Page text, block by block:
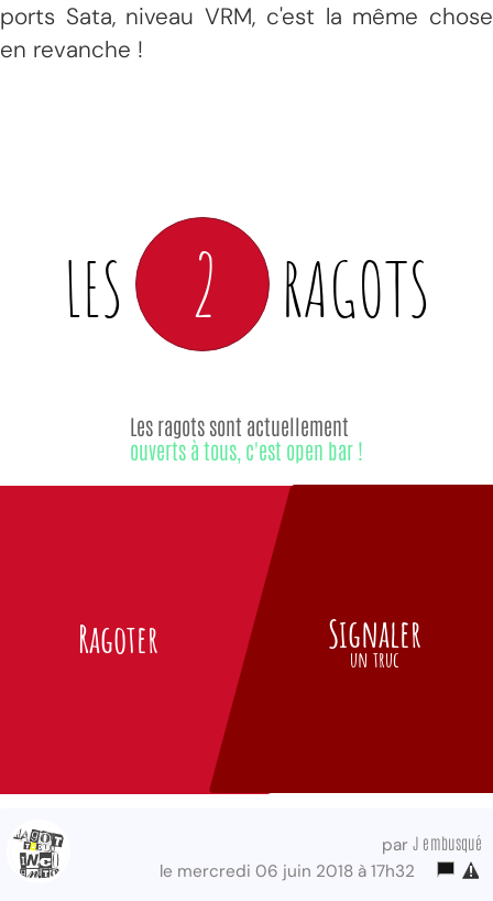
ports Sata, niveau VRM, c'est la même chose
en revanche !
LES 2 RAGOTS
Ragoter
Les ragots sont actuellement
ouverts à tous, c'est open bar !
Signaler
un truc
par J embusqué
le mercredi 06 juin 2018 à 17h32